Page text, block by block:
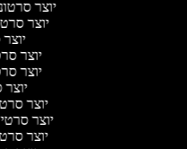
יוצר
יוצר
יוצר
יוצר
יוצר
יוצר
יוצר סרטי
יוצר